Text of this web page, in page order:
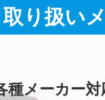
取り扱い
種メーカー